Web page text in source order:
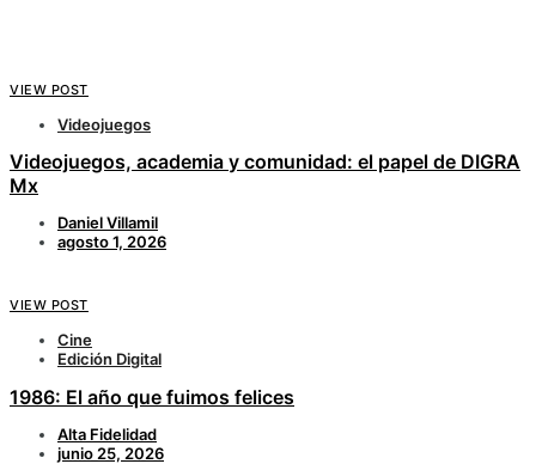
VIEW POST
Videojuegos
Videojuegos, academia y comunidad: el papel de DIGRA
Mx
Daniel Villamil
agosto 1, 2026
VIEW POST
Cine
Edición Digital
1986: El año que fuimos felices
Alta Fidelidad
junio 25, 2026